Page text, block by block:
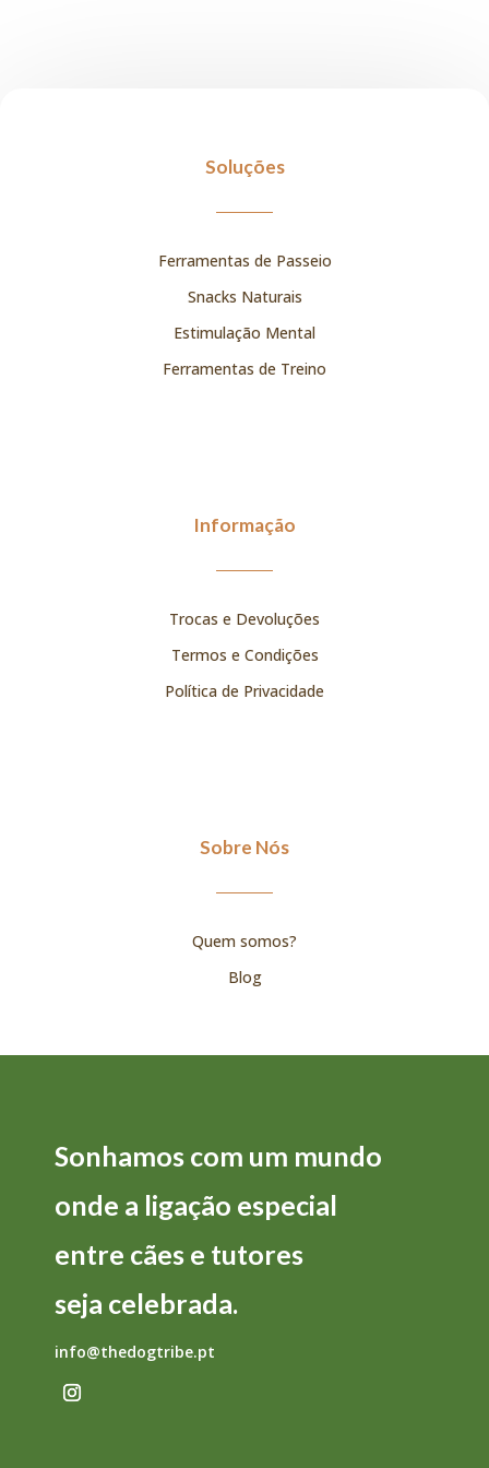
Soluções
Ferramentas de Passeio
Snacks Naturais
Estimulação Mental
Ferramentas de Treino
Informação
Trocas e Devoluções
Termos e Condições
Política de Privacidade
Sobre Nós
Quem somos?
Blog
Sonhamos com um mundo
onde a ligação especial
entre cães e tutores
seja celebrada.
info@thedogtribe.pt